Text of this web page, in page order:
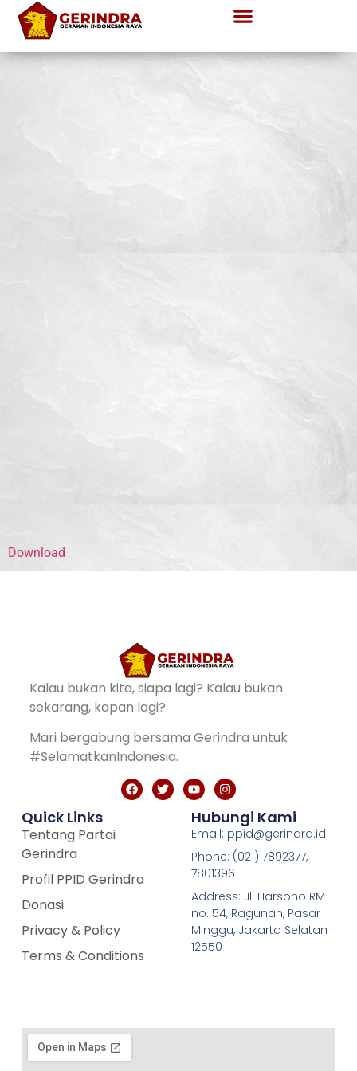
Download
Kalau bukan kita, siapa lagi? Kalau bukan
sekarang, kapan lagi?
Mari bergabung bersama Gerindra untuk
#SelamatkanIndonesia.
Quick Links
Tentang Partai
Gerindra
Profil PPID Gerindra
Donasi
Privacy & Policy
Terms & Conditions
Hubungi Kami
Email: ppid@gerindra.id
Phone: (021) 7892377,
7801396
Address: Jl. Harsono RM
no. 54, Ragunan, Pasar
Minggu, Jakarta Selatan
12550